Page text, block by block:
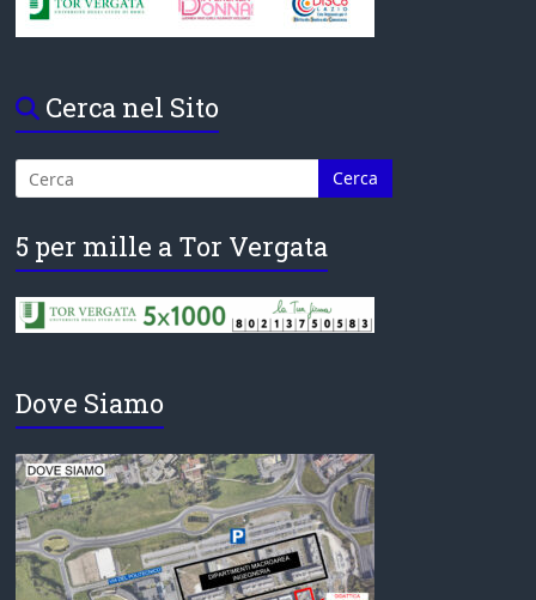
Cerca nel Sito
5 per mille a Tor Vergata
Dove Siamo